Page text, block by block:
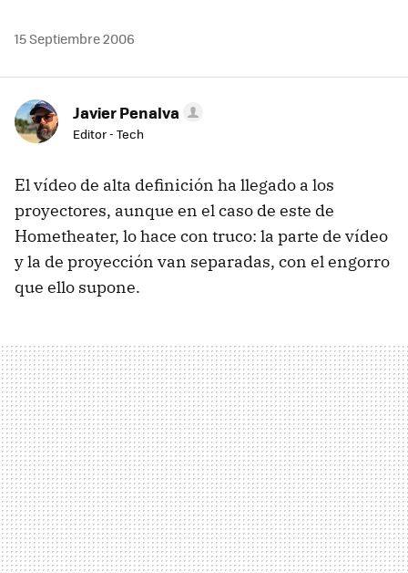
15 Septiembre 2006
Javier Penalva
Editor - Tech
El vídeo de alta definición ha llegado a los
proyectores, aunque en el caso de este de
Hometheater, lo hace con truco: la parte de vídeo
y la de proyección van separadas, con el engorro
que ello supone.